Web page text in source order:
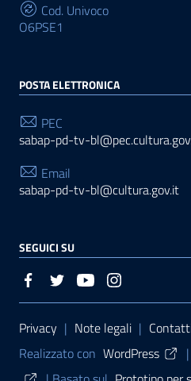
Cod. Univoco
O6PSE1
POSTA ELETTRONICA
PEC
sabap-pd-tv-
Email
sabap-pd-tv-bl@cultura.gov.it
SEGUICI SU
Sezione Link Utili
Privacy | Note legali |
Realizzato con WordPress |